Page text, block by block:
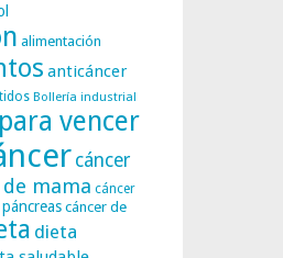
alimentación
anticáncer
Bollería industrial
vencer
cáncer
de mama cáncer
cáncer de
dieta